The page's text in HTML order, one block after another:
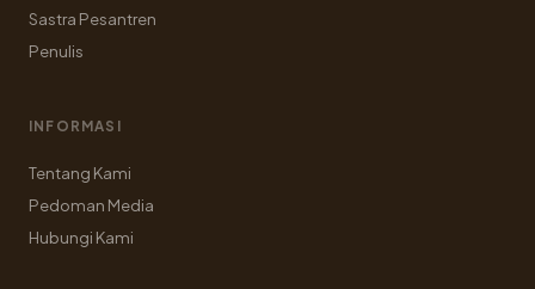
Sastra Pesantren
Penulis
INFORMASI
Tentang Kami
Pedoman Media
Hubungi Kami